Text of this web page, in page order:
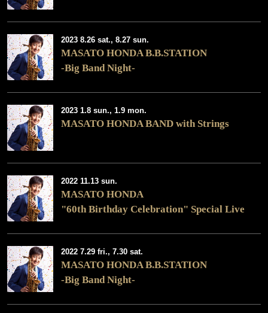
2023 8.26 sat., 8.27 sun.
MASATO HONDA B.B.STATION
-Big Band Night-
2023 1.8 sun., 1.9 mon.
MASATO HONDA BAND with Strings
2022 11.13 sun.
MASATO HONDA
"60th Birthday Celebration" Special Live
2022 7.29 fri., 7.30 sat.
MASATO HONDA B.B.STATION
-Big Band Night-